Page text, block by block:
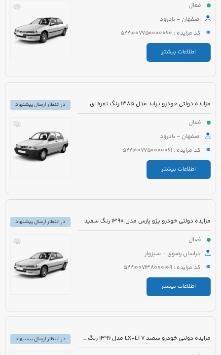
فعال
اصفهان - بادرود
کد مزایده : 5221007750000060
اطلاعات بیشتر
مزایده دولتی خودرو پراید مدل 1385 رنگ نقره ای
فعال
اصفهان - بادرود
کد مزایده : 5221007750000061
اطلاعات بیشتر
در انتظار ارسال پیشنهاد
مزایده دولتی خودرو پژو پارس مدل 1390 رنگ سفید
فعال
خراسان رضوی - سبزوار
کد مزایده : 5221007138000109
اطلاعات بیشتر
در انتظار ارسال پیشنهاد
مزایده دولتی خودرو سمند LX-EF7 مدل 1396 رنگ سفید
در انتظار ارسال پیشنهاد